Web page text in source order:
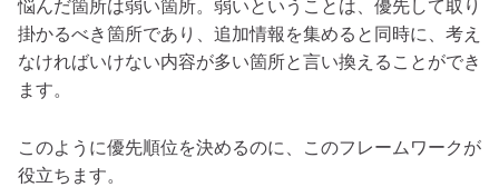
悩んだ箇所は弱い箇所。弱いということは、優先して取り
掛かるべき箇所であり、追加情報を集めると同時に、考え
なければいけない内容が多い箇所と言い換えることができ
ます。
このように優先順位を決めるのに、このフレームワークが
役立ちます。